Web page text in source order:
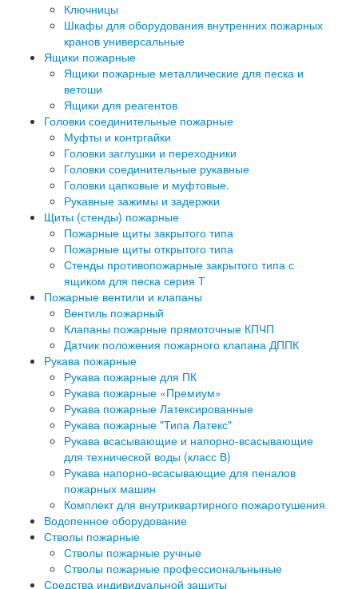
Ключницы
Шкафы для оборудования внутренних пожарных
кранов универсальные
Ящики пожарные
Ящики пожарные металлические для песка и
ветоши
Ящики для реагентов
Головки соединительные пожарные
Муфты и контргайки
Головки заглушки и переходники
Головки соединительные рукавные
Головки цапковые и муфтовые.
Рукавные зажимы и задержки
Щиты (стенды) пожарные
Пожарные щиты закрытого типа
Пожарные щиты открытого типа
Стенды противопожарные закрытого типа с
ящиком для песка серия Т
Пожарные вентили и клапаны
Вентиль пожарный
Клапаны пожарные прямоточные КПЧП
Датчик положения пожарного клапана ДППК
Рукава пожарные
Рукава пожарные для ПК
Рукава пожарные «Премиум»
Рукава пожарные Латексированные
Рукава пожарные "Типа Латекс"
Рукава всасывающие и напорно-всасывающие
для технической воды (класс В)
Рукава напорно-всасывающие для пеналов
пожарных машин
Комплект для внутриквартирного пожаротушения
Водопенное оборудование
Стволы пожарные
Стволы пожарные ручные
Стволы пожарные профессиональныные
Средства индивидуальной защиты